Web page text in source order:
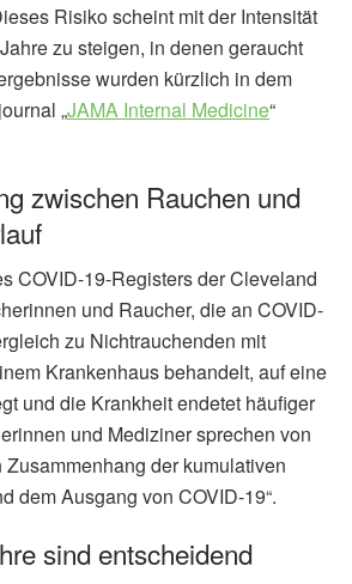
Risiko scheint mit der Intensität
zu steigen, in denen geraucht
wurden kürzlich in dem
„JAMA Internal Medicine“
zwischen Rauchen und
COVID-19-Registers der Cleveland
und Raucher, die an COVID-
zu Nichtrauchenden mit
Krankenhaus behandelt, auf eine
und die Krankheit endetet häufiger
und Mediziner sprechen von
Zusammenhang der kumulativen
dem Ausgang von COVID-19“.
sind entscheidend